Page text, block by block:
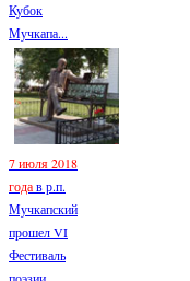
Кубок
Мучкапа...
7 июля 2018
годав р.п.
Мучкапский
прошел VI
Фестиваль